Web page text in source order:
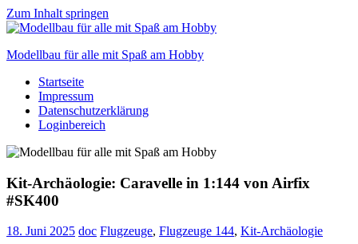
Zum Inhalt springen
Modellbau für alle mit Spaß am Hobby
Scale
modelling
to
Startseite
Impressum
Datenschutzerklärung
Loginbereich
Kit-Archäologie: Caravelle in 1:144 von Airfix
#SK400
18. Juni 2025 doc Flugzeuge, Flugzeuge 144, Kit-Archäologie